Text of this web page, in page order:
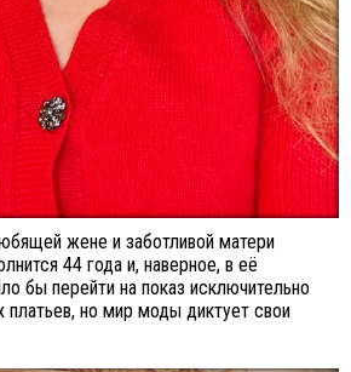
жене и заботливой матери
44 года и, наверное, в её
бы перейти на показ исключительно
платьев, но мир моды диктует свои